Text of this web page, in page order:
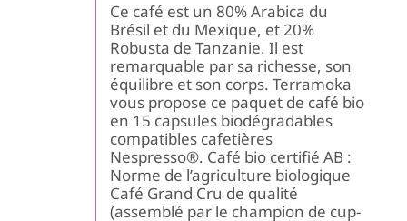
Ce café est un 80% Arabica du
Brésil et du Mexique, et 20%
Robusta de Tanzanie. Il est
remarquable par sa richesse, son
équilibre et son corps. Terramoka
vous propose ce paquet de café bio
en 15 capsules biodégradables
compatibles cafetières
Nespresso®. Café bio certifié AB :
Norme de l’agriculture biologique
Café Grand Cru de qualité
(assemblé par le champion de cup-